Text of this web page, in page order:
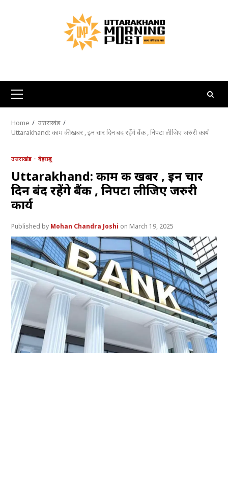
Primary
Menu
Home
उत्तराखंड
Uttarakhand: काम की खबर , इन चार दिन बंद रहेंगे बैंक , निपटा लीजिए जरुरी कार्य
उत्तराखंड देहरादून
Uttarakhand: काम की खबर , इन चार
दिन बंद रहेंगे बैंक , निपटा लीजिए जरुरी
कार्य
Mohan Chandra Joshi March 19, 2025